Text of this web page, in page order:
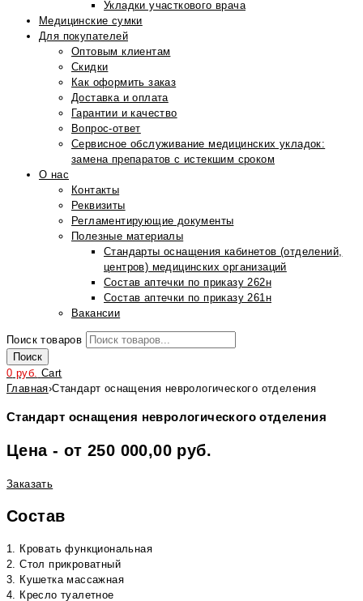
Укладки участкового врача
Медицинские сумки
Для покупателей
Оптовым клиентам
Скидки
Как оформить заказ
Доставка и оплата
Гарантии и качество
Вопрос-ответ
Сервисное обслуживание медицинских укладок:
замена препаратов с истекшим сроком
О нас
Контакты
Реквизиты
Регламентирующие документы
Полезные материалы
Стандарты оснащения кабинетов (отделений,
центров) медицинских организаций
Состав аптечки по приказу 262н
Состав аптечки по приказу 261н
Вакансии
Поиск товаров
Поиск
0 руб. Cart
Главная›Стандарт оснащения неврологического отделения
Стандарт оснащения неврологического отделения
Цена - от 250 000,00 руб.
Заказать
Состав
1. Кровать функциональная
2. Стол прикроватный
3. Кушетка массажная
4. Кресло туалетное